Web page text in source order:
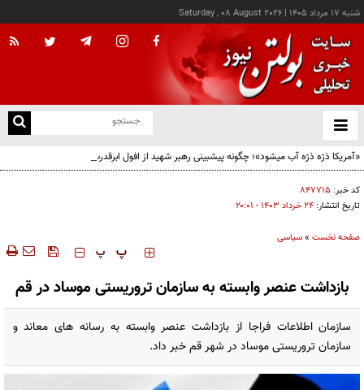
شنبه ۱۷ مرداد ۱۴۰۵ |
Saturday , 08 August 2026
باز
و
«آمریکا ذرّه ذرّه آب میشود»؛ چگونه پیشبینی رهبر شهید از افول ابرقدرت به حقیقت پیوست؟
کد خبر: ۸۴۷۷۱۵
تاریخ انتشار: ۲۴ خرداد ۱۴۰۳ - ۲۰:۰۱
صفحه نخست »سیاسی
‍‍‍ پ پ
بازداشت عنصر وابسته به سازمان تروریستی موساد در قم
سازمان اطلاعات فراجا از ‌بازداشت عنصر وابسته به رسانه های معاند و
سازمان تروریستی موساد در شهر قم خبر داد.